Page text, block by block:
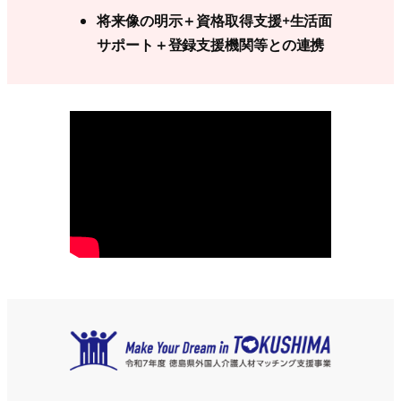
将来像の明示＋資格取得支援+生活面
サポート＋登録支援機関等との連携